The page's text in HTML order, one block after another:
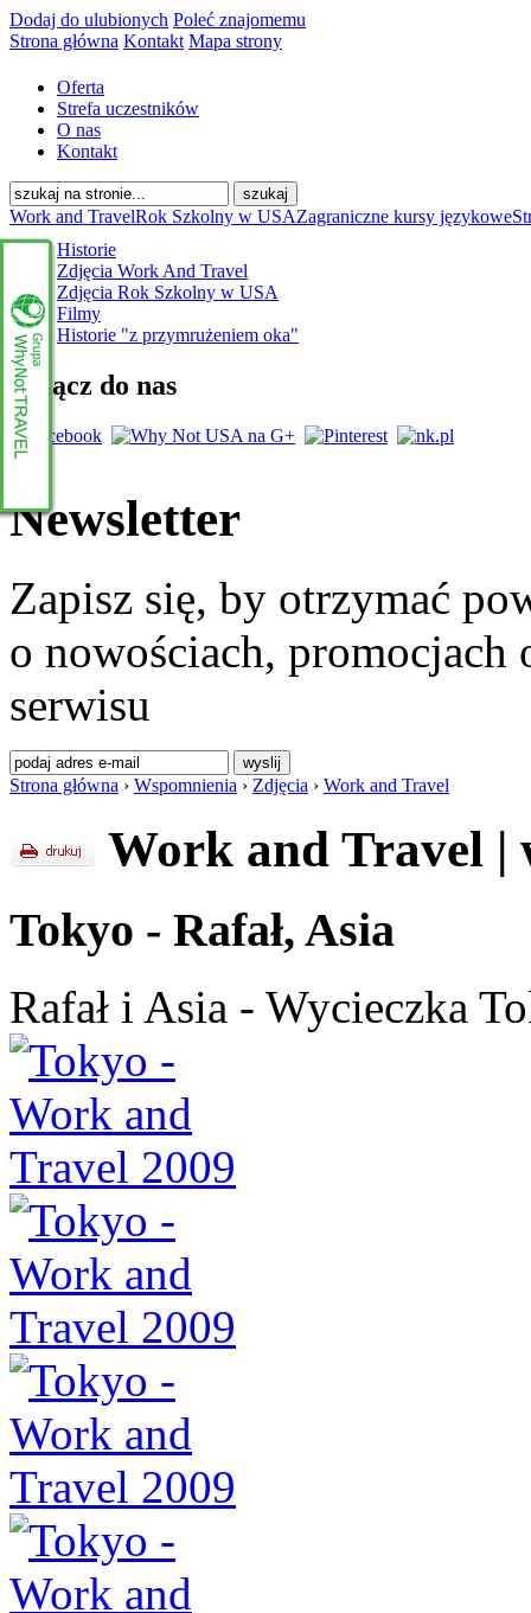
Dodaj do ulubionych Poleć znajomemu
Strona główna Kontakt Mapa strony
Oferta
Strefa uczestników
O nas
Kontakt
Work and TravelRok Szkolny w USAZagraniczne kursy językowe
Historie
Zdjęcia Work And Travel
Zdjęcia Rok Szkolny w USA
Filmy
Historie "z przymrużeniem oka"
Dołącz do nas
Newsletter
Zapisz się, by otrzymać
o nowościach, promocjach
serwisu
Strona główna › Wspomnienia › Zdjęcia › Work and Travel
Work and Travel |
Tokyo - Rafał, Asia
Rafał i Asia - Wycieczka
www.whynottravel.pl